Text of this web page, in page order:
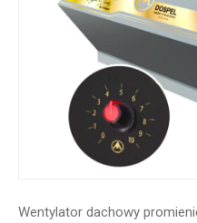
Wentylator dachowy